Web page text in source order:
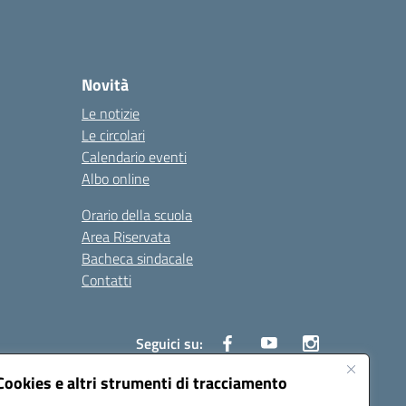
e altri strumenti di tracciamento
Novità
Le notizie
Le circolari
Calendario eventi
Albo online
Orario della scuola
Area Riservata
Bacheca sindacale
Contatti
Seguici su: